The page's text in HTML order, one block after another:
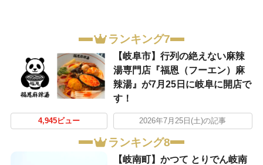
ランキング7
【岐阜市】行列の絶えない麻辣
湯専門店『福恩（フーエン）麻
辣湯』が7月25日に岐阜に開店で
す！
4,945ビュー 2026年7月25日(土)の記事
ランキング8
【岐南町】かつて とりでん岐南